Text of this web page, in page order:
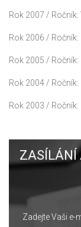
Rok 2007 / Ročník:
Rok 2006 / Ročník:
Rok 2005 / Ročník: III
Rok 2004 / Ročník: II
Rok 2003 / Ročník: I
ZASÍLÁNÍ
Zadejte Vaši e-